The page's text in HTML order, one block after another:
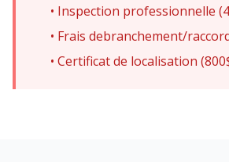
• Inspection professionnelle
• Frais debranchement/
• Certificat de localisation